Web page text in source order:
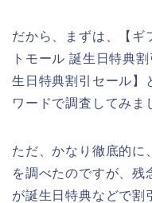
だから、まずは、【ギ
トモール 誕生日特典
生日特典割引セール】
ワードで調査してみま
ただ、かなり徹底的に
を調べたのですが、残
が誕生日特典などで割